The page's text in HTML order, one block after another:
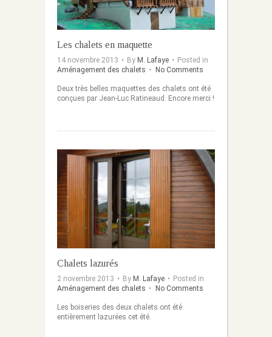
Les chalets en maquette
14 novembre 2013 • By M. Lafaye • Posted in
Aménagement des chalets • No Comments
Deux très belles maquettes des chalets ont été
conçues par Jean-Luc Ratineaud. Encore merci !
Chalets lazurés
2 novembre 2013 • By M. Lafaye • Posted in
Aménagement des chalets • No Comments
Les boiseries des deux chalets ont été
entièrement lazurées cet été.